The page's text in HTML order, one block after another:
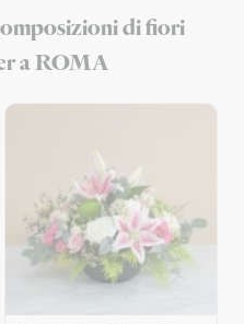
di fiori
a ROMA